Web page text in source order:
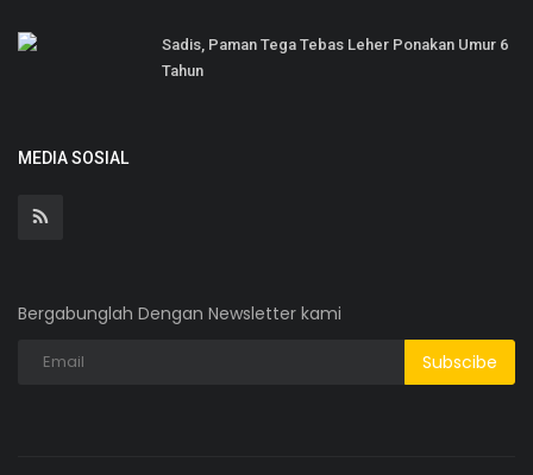
Sadis, Paman Tega Tebas Leher Ponakan Umur 6
Tahun
MEDIA SOSIAL
Bergabunglah Dengan Newsletter kami
Subscibe